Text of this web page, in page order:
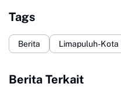
Tags
Berita Limapuluh-Kota
Berita Terkait